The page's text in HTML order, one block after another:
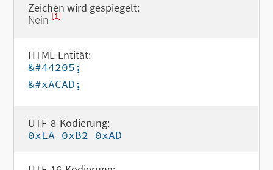
Zeichen wird gespiegelt:
Nein [1]
HTML-Entität:
&#44205;
&#xACAD;
UTF-8-Kodierung:
0xEA 0xB2 0xAD